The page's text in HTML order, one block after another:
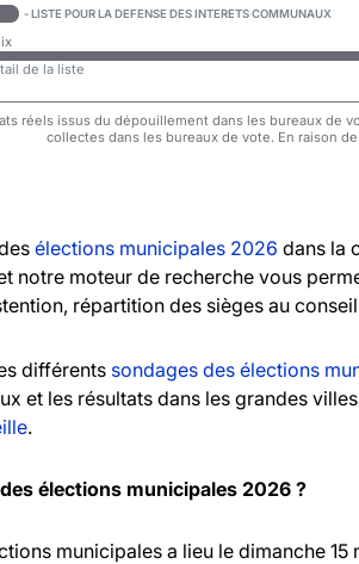
- LISTE POUR LA DEFENSE DES INTERETS COMMUNAUX
de la liste
réels issus du dépouillement dans les bureaux de
collectes dans les bureaux de vote. En raison
élections municipales 2026 dans la
notre moteur de recherche vous
répartition des sièges au
différents sondages des élections
et les résultats dans les grandes
.
élections municipales 2026 ?
municipales a lieu le dimanche